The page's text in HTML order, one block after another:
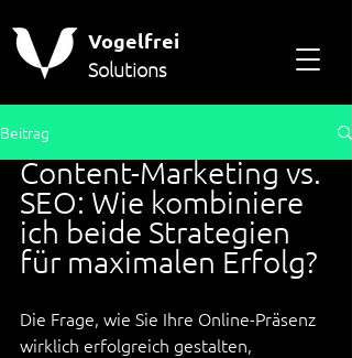
Vogelfrei
Solutions
Beitrag
Content-Marketing vs.
SEO: Wie kombiniere
ich beide Strategien
für maximalen Erfolg?
Die Frage, wie Sie Ihre Online-Präsenz
wirklich erfolgreich gestalten,